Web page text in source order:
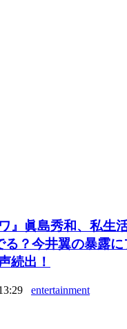
ワ』眞島秀和、私生
る？今井翼の暴露
続出！
entertainment